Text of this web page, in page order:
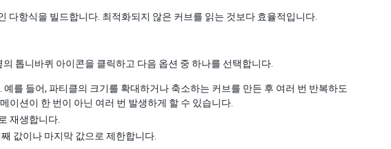
다항식을 빌드합니다. 최적화되지 않은 커브를 읽는 것보다 효율적입니다.
톱니바퀴 아이콘을 클릭하고 다음 옵션 중 하나를 선택합니다.
를 들어, 파티클의 크기를 확대하거나 축소하는 커브를 만든 후 여러 번 반복하도
이션이 한 번이 아닌 여러 번 발생하게 할 수 있습니다.
재생합니다.
값이나 마지막 값으로 제한합니다.